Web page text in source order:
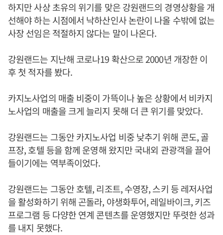
하지만 사상 초유의 위기를 맞은 강원랜드의 경영상황을 개
선해야 하는 시점에서 낙하산인사 논란이 나올 수밖에 없는
사장 선임은 적절하지 않다는 말이 나온다.
강원랜드는 지난해 코로나19 확산으로 2000년 개장한 이
후 첫 적자를 봤다.
카지노사업의 매출 비중이 가뜩이나 높은 상황에서 비카지
노사업의 매출을 크게 늘리지 못해 더 큰 위기를 맞았다.
강원랜드는 그동안 카지노사업 비중 낮추기 위해 콘도, 골
프장, 호텔 등을 함께 운영해 왔지만 국내외 관광객을 끌어
들이기에는 역부족이었다.
강원랜드는 그동안 호텔, 리조트, 수영장, 스키 등 레저사업
을 활성화하기 위해 곤돌라, 야생화투어, 레일바이크, 키즈
프로그램 등 다양한 연계 콘텐츠를 운영했지만 뚜렷한 성과
를 내지 못했다.